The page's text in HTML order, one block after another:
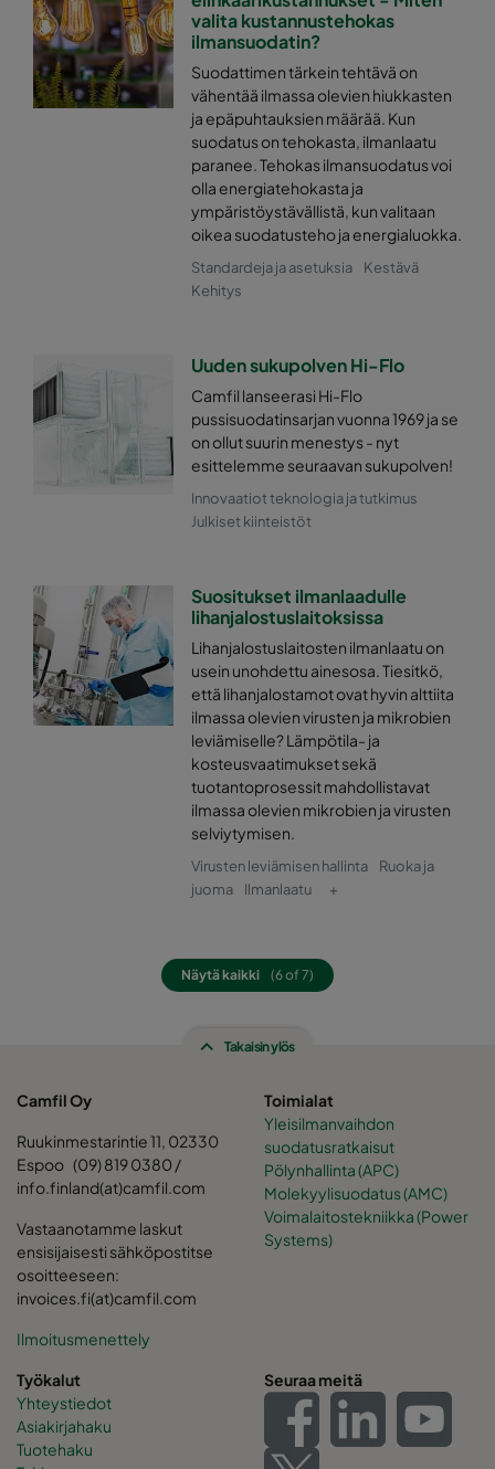
0170 287x287x520-5 ePM1 70%
0170 592x592x370-10 ePM1 70%
0170 490x592x370-8 ePM1 70%
0170 287x592x370-5 ePM1 70%
0170 287x287x370-5
0170 592x490x370-10 ePM1 70%
0170 490x490x370-8 ePM1 70%
0185 592x592x640-10 ePM1 85%
0185 490x592x640-8 ePM1 85% F9
0185 287x592x640-5 ePM1 85% F9
0185 592x490x640-10 ePM1 85%
0185 490x490x640-8 ePM1 85%
0185 592x287x640-10 ePM1 85%
0185 287x287x640-5 ePM1 85%
ePM1 85%
0185 490x490x520-8 ePM1 85% F9
0185 592x287x520-10 ePM1 85%
0185 287x287x520-5
valita kustannustehokas
ilmansuodatin?
Suodattimen tärkein tehtävä on
vähentää ilmassa olevien hiukkasten
ja epäpuhtauksien määrää. Kun
suodatus on tehokasta, ilmanlaatu
paranee. Tehokas ilmansuodatus voi
olla energiatehokasta ja
ympäristöystävällistä, kun valitaan
oikea suodatusteho ja energialuokka.
Standardeja ja asetuksia
Kestävä
Kehitys
Uuden sukupolven Hi-Flo
Camfil lanseerasi Hi-Flo
pussisuodatinsarjan vuonna 1969 ja se
on ollut suurin menestys - nyt
esittelemme seuraavan sukupolven!
Innovaatiot teknologia ja tutkimus
Julkiset kiinteistöt
Suositukset ilmanlaadulle
lihanjalostuslaitoksissa
Lihanjalostuslaitosten ilmanlaatu on
usein unohdettu ainesosa. Tiesitkö,
että lihanjalostamot ovat hyvin alttiita
ilmassa olevien virusten ja mikrobien
leviämiselle? Lämpötila- ja
kosteusvaatimukset sekä
tuotantoprosessit mahdollistavat
ilmassa olevien mikrobien ja virusten
selviytymisen.
Virusten leviämisen hallinta
Ruoka ja
juoma
Ilmanlaatu +
Näytä kaikki (6 of 7)
Takaisin ylös
Camfil Oy
Ruukinmestarintie 11, 02330
Espoo (09) 819 0380 /
info.finland(at)camfil.com
Vastaanotamme laskut
ensisijaisesti sähköpostitse
osoitteeseen:
invoices.fi(at)camfil.com
Ilmoitusmenettely
Toimialat
Yleisilmanvaihdon
suodatusratkaisut
Pölynhallinta (APC)
Molekyylisuodatus (AMC)
Voimalaitostekniikka (Power
Systems)
Työkalut
Yhteystiedot
Asiakirjahaku
Tuotehaku
Seuraa meitä